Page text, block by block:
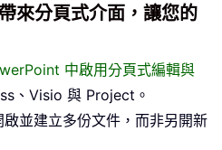
來分頁式介面，讓您的
中啟用分頁式編輯與
、Visio 與 Project。
並建立多份文件，而非另開新